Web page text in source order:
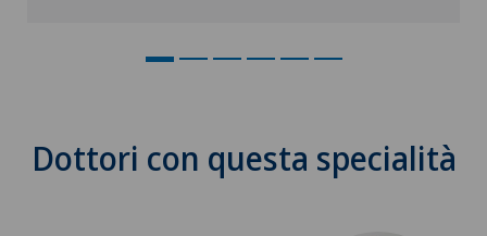
Dottori con questa specialità